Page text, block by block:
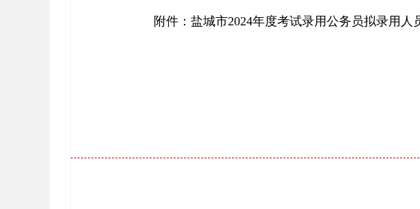
附件：盐城市2024年度考试录用公务员拟录用人